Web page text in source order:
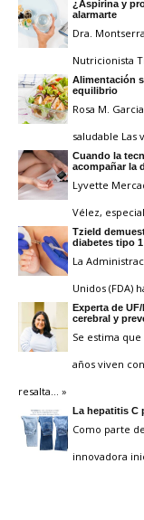
¿Aspirina y
alarmarte
Dra.
Nutricionista
Alimentación
equilibrio
Rosa M.
saludable Las
Cuando la
acompañar la
Lyvette
Vélez,
Tzield
diabetes tipo 1
La
Unidos (FDA)
Experta de
cerebral y
Se estima
años viven
resalta … »
La hepatitis C
Como parte
innovadora